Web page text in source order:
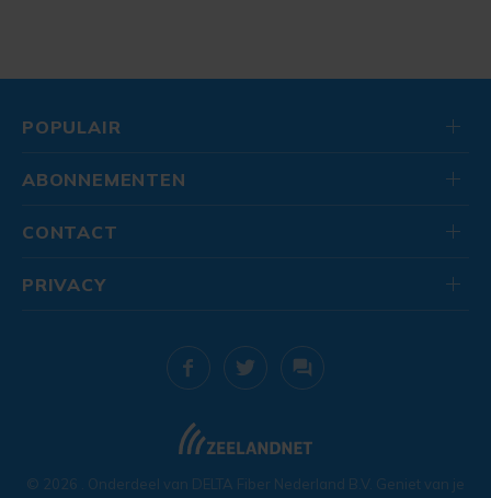
POPULAIR
ABONNEMENTEN
CONTACT
© 2026 . Onderdeel van DELTA Fiber Nederland B.V. Geniet van je
PRIVACY